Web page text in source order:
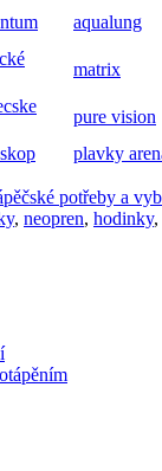
aqualung
matrix
pure vision
plavky
potřeby a
, neopren, hodinky,